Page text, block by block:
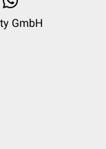
GmbH